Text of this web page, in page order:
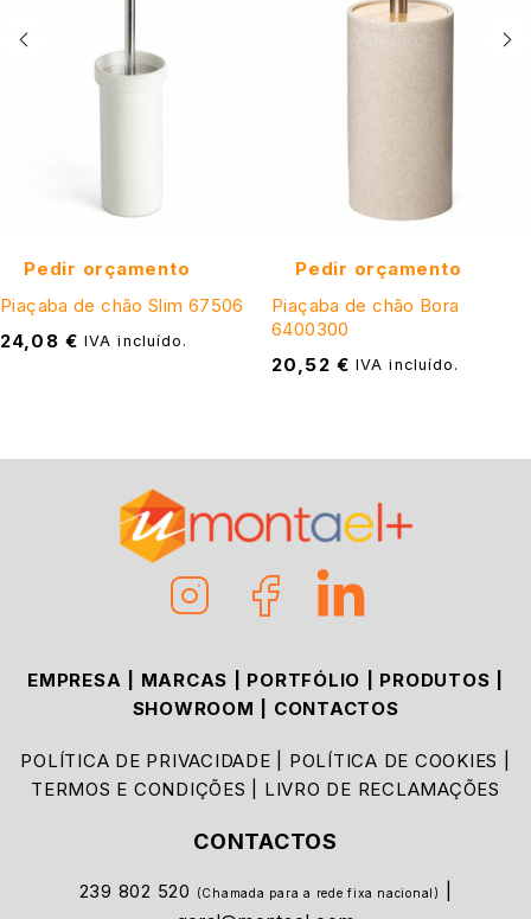
Pedir orçamento
Piaçaba de chão Slim 67506
24,08 € IVA incluído.
Pedir orçamento
Piaçaba de chão Bora
6400300
20,52 € IVA incluído.
EMPRESA MARCAS PORTFÓLIO PRODUTOS
SHOWROOM
CONTACTOS
POLÍTICA DE PRIVACIDADE POLÍTICA DE COOKIES
TERMOS E CONDIÇÕES
LIVRO DE RECLAMAÇÕES
CONTACTOS
239 802 520 (Chamada para a rede fixa nacional)